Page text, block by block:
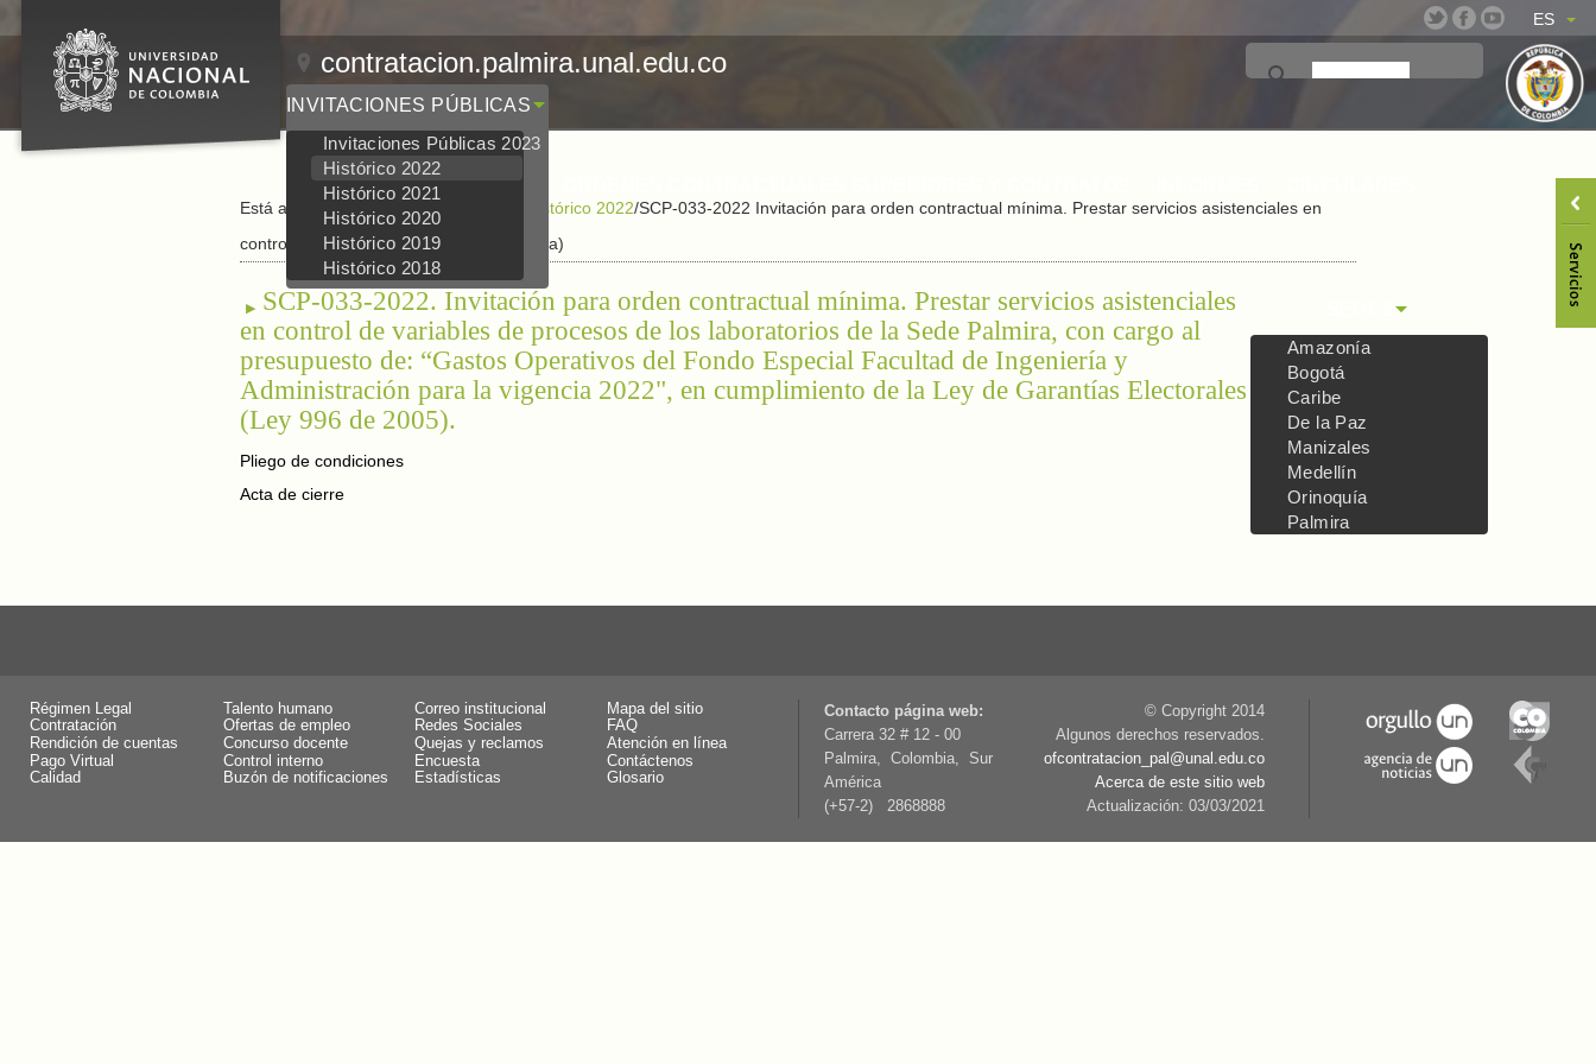
ES
contratacion.palmira.unal.edu.co
INVITACIONES PÚBLICAS
Invitaciones Públicas 2023
Histórico 2022
Histórico 2021
Histórico 2020
Histórico 2019
Histórico 2018
Amazonía
Bogotá
Caribe
De la Paz
Manizales
Medellín
Orinoquía
Palmira
Está aquí: Inicio / Invitaciones Públicas Histórico 2022/SCP-033-2022 Invitación para orden contractual mínima. Prestar servicios asistenciales en
control de variables de procesos (Desierta)
SCP-033-2022. Invitación para orden contractual mínima. Prestar servicios asistenciales
en control de variables de procesos de los laboratorios de la Sede Palmira, con cargo al
presupuesto de: “Gastos Operativos del Fondo Especial Facultad de Ingeniería y
Administración para la vigencia 2022", en cumplimiento de la Ley de Garantías Electorales
(Ley 996 de 2005).
Pliego de condiciones
Acta de cierre
Régimen Legal
Talento humano
Contratación
Ofertas de empleo
Rendición de cuentas
Concurso docente
Pago Virtual
Control interno
Calidad
Buzón de notificaciones
Correo institucional
Mapa del sitio
Redes Sociales
FAQ
Quejas y reclamos
Atención en línea
Encuesta
Contáctenos
Estadísticas
Glosario
Contacto página web:
Carrera 32 # 12 - 00
Palmira, Colombia, Sur
América
(+57-2) 2868888
© Copyright 2014
Algunos derechos reservados.
ofcontratacion_pal@unal.edu.co
Acerca de este sitio web
Actualización: 03/03/2021